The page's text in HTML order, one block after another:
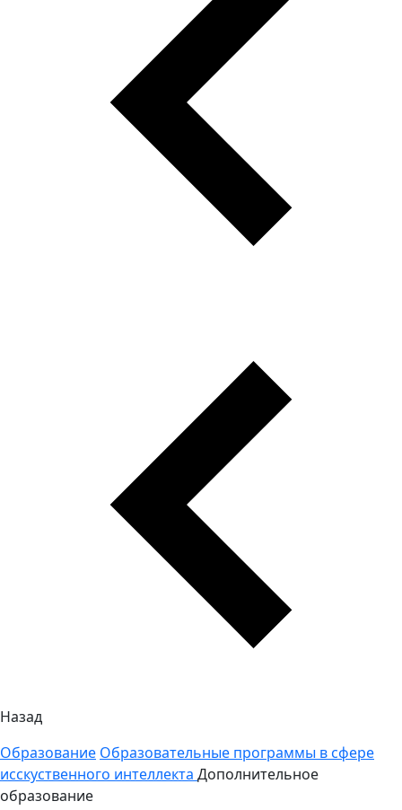
Назад
Образование Образовательные программы в сфере
исскуственного интеллекта Дополнительное
образование